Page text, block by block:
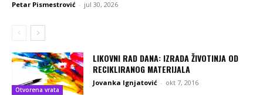
Petar Pismestrović - jul 30, 2026
Otvorena vrata
LIKOVNI RAD DANA: IZRADA ŽIVOTINJA OD
RECIKLIRANOG MATERIJALA
Jovanka Ignjatović - okt 7, 2016